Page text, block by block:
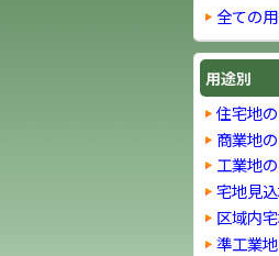
全ての
用途別
住宅地
商業地
工業地
宅地見
区域内
準工業